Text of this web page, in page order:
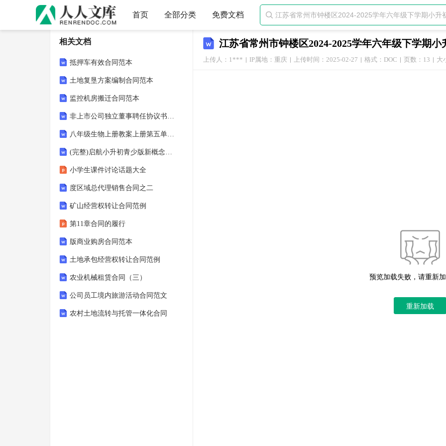
首页 全部分类 免费文档 
江苏省常州市钟楼区2024-2025学年六年级下学期
上传人：1*** IP属地：重庆 上传时间：2025-02-27 格式：DOC 页数：13 大
预览加载失败，请重新
重新加载
相关文档
抵押车有效合同范本
土地复垦方案编制合同范本
监控机房搬迁合同范本
非上市公司独立董事聘任协议书范本
八年级生物上册教案上册第五单元第五章1.第五章-病毒
(完整)启航小升初青少版新概念英语入门级A测试卷(期中)
小学生课件讨论话题大全
度区域总代理销售合同之二
矿山经营权转让合同范例
第11章合同的履行
版商业购房合同范本
土地承包经营权转让合同范例
农业机械租赁合同（三）
公司员工境内旅游活动合同范文
农村土地流转与托管一体化合同